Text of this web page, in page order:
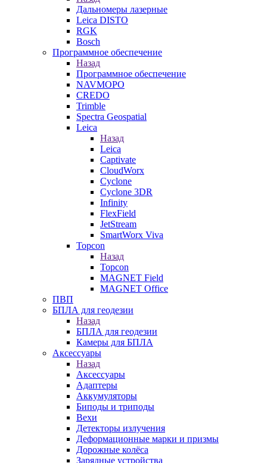
Дальномеры лазерные
Leica DISTO
RGK
Bosch
Программное обеспечение
Назад
Программное обеспечение
NAVMOPO
CREDO
Trimble
Spectra Geospatial
Leica
Назад
Leica
Captivate
CloudWorx
Cyclone
Cyclone 3DR
Infinity
FlexField
JetStream
SmartWorx Viva
Topcon
Назад
Topcon
MAGNET Field
MAGNET Office
ПВП
БПЛА для геодезии
Назад
БПЛА для геодезии
Камеры для БПЛА
Аксессуары
Назад
Аксессуары
Адаптеры
Аккумуляторы
Биподы и триподы
Вехи
Детекторы излучения
Деформационные марки и призмы
Дорожные колёса
Зарядные устройства